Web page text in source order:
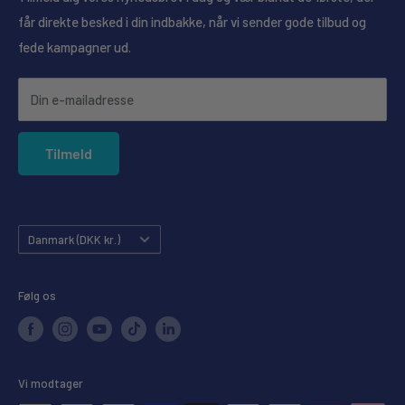
Se butikkernes åbningstider her
Ofte stillede spørgsmål
Konkurrencebetingelser
Annullering af ordre
Forudbestilling
Privatlivspolitik
Købsgaranti
får direkte besked i din indbakke, når vi sender gode tilbud og
fede kampagner ud.
Din e-mailadresse
Tilmeld
Land
Danmark (DKK kr.)
Følg os
Vi modtager